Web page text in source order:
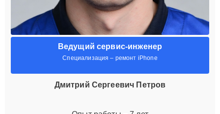
Ведущий сервис-инженер
Специализация – ремонт iPhone
Дмитрий Сергеевич Петров